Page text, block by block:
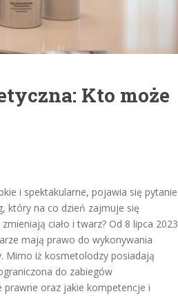
Kto może
i spektakularne, pojawia się pytanie
który na co dzień zajmuje się
ciało i twarz? Od 8 lipca 2023
mają prawo do wykonywania
Mimo iż kosmetolodzy posiadają
do zabiegów
prawne oraz jakie kompetencje i